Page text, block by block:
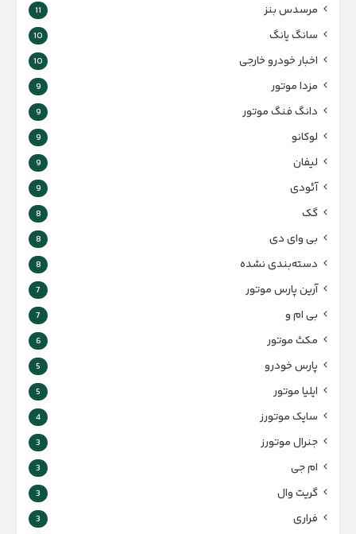
مرسدس بنز 11
سانگ یانگ 10
اخبار خودرو خارجی 10
مزدا موتور 9
دانگ فنگ موتور 9
لوکانو 9
لیفان 9
آئودی 9
گک 8
بی وای دی 8
دسته‌بندی نشده 8
آرین پارس موتور 7
بی ام و 7
مکث موتور 6
پارس‌ خودرو 5
ایلیا موتور 5
سایک موتورز 4
جنرال موتورز 3
ام جی 3
گریت وال 3
فراری 3